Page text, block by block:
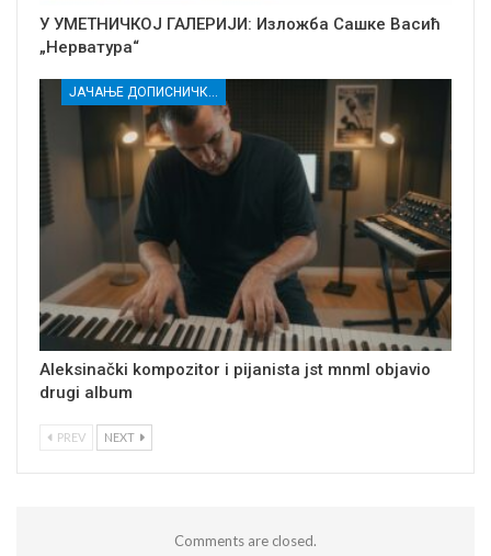
У УМЕТНИЧКОЈ ГАЛЕРИЈИ: Изложба Сашке Васић
„Нерватура“
Aleksinački kompozitor i pijanista jst mnml objavio
drugi album
PREV NEXT
Comments are closed.